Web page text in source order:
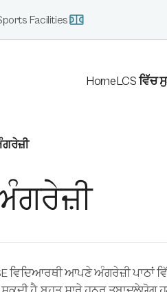
Facilities
HomeLCS ਵਿੱਚ
ਵਿਦਿਆਰਥੀ ਆਪਣੇ ਅੰਗਰੇਜ਼ੀ ਪਾਠਾਂ